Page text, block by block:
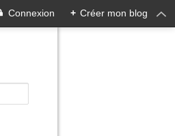
Connexion + Créer mon blog